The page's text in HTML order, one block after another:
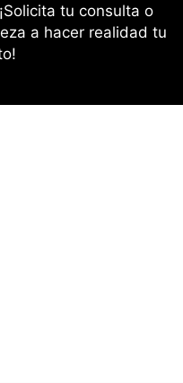
tu consulta o
a hacer realidad tu